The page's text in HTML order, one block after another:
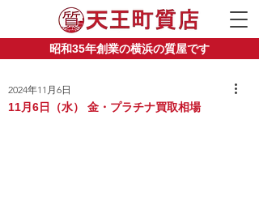
昭和35年創業の横浜の質屋です
11月6日（水） 金・プラチナ買取相場
2024年11月6日